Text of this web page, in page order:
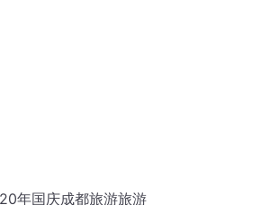
年国庆成都旅游旅游